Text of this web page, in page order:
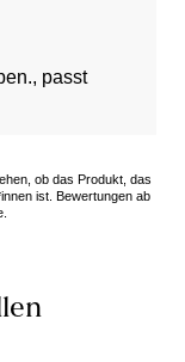
passt
ob das Produkt, das
ist. Bewertungen ab